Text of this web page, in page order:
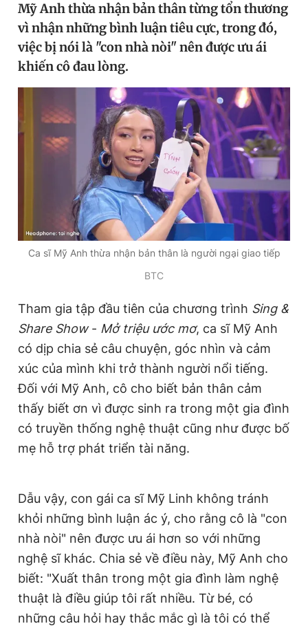
Video Magazine
Sản phẩm khác
Tiện ích Bạn cần biết
Thông tin tòa soạn Liên hệ quảng cáo
Theo dõi báo trên
Hotline
0906 645 777
Liên hệ quảng cáo
0908 780 404
Đặt báo Quảng cáo RSS Tòa soạn Chính sách bảo
Phó tổng biên tập: Trần Việt Hưng
Tổng thư ký tòa soạn: Đức Trung
Giấy phép xuất bản số 110/GP - BTTTT cấp ngày 24.3.2020
chép dưới mọi hình thức nếu không có sự chấp thuận bằng văn
bản. Phát triển bởi ePi Technologies, JSC.
Mỹ Anh thừa nhận bản thân từng tổn thương
vì nhận những bình luận tiêu cực, trong đó,
việc bị nói là "con nhà nòi" nên được ưu ái
khiến cô đau lòng.
Ca sĩ Mỹ Anh thừa nhận bản thân là người ngại giao tiếp
BTC
Tham gia tập đầu tiên của chương trình Sing &
Share Show- Mở triệu ước mơ, ca sĩ Mỹ Anh
có dịp chia sẻ câu chuyện, góc nhìn và cảm
xúc của mình khi trở thành người nổi tiếng.
Đối với Mỹ Anh, cô cho biết bản thân cảm
thấy biết ơn vì được sinh ra trong một gia đình
có truyền thống nghệ thuật cũng như được bố
mẹ hỗ trợ phát triển tài năng.
Dẫu vậy, con gái ca sĩ Mỹ Linh không tránh
khỏi những bình luận ác ý, cho rằng cô là "con
nhà nòi" nên được ưu ái hơn so với những
nghệ sĩ khác. Chia sẻ về điều này, Mỹ Anh cho
biết: "Xuất thân trong một gia đình làm nghệ
thuật là điều giúp tôi rất nhiều. Từ bé, có
những câu hỏi hay thắc mắc gì là tôi có thể